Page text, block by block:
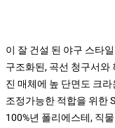
이 잘 건설 된 야구 스타
구조화된, 곡선 청구서와
진 매체에 높 단면도 크라
조정가능한 적합을 위한
100%년 폴리에스테, 직